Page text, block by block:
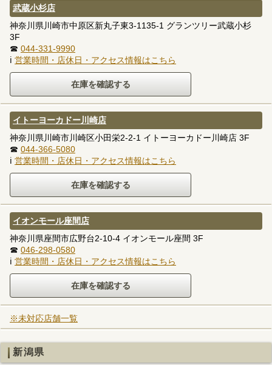
武蔵小杉店
神奈川県川崎市中原区新丸子東3-1135-1 グランツリー武蔵小杉
3F
☎ 044-331-9990
ℹ 営業時間・店休日・アクセス情報はこちら
イトーヨーカドー川崎店
神奈川県川崎市川崎区小田栄2-2-1 イトーヨーカドー川崎店 3F
☎ 044-366-5080
ℹ 営業時間・店休日・アクセス情報はこちら
イオンモール座間店
神奈川県座間市広野台2-10-4 イオンモール座間 3F
☎ 046-298-0580
ℹ 営業時間・店休日・アクセス情報はこちら
※未対応店舗一覧
新潟県